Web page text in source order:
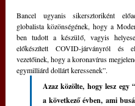
Bancel ugyanis sikersztoriként
globalista közönségének, hogy a
ben tudott a készülő, vagyis
előkészített COVID-járványról és
vezetőinek, hogy a koronavírus
egymilliárd dollárt keressenek”.
Azaz közölte, hogy lesz egy
a következő évben, ami